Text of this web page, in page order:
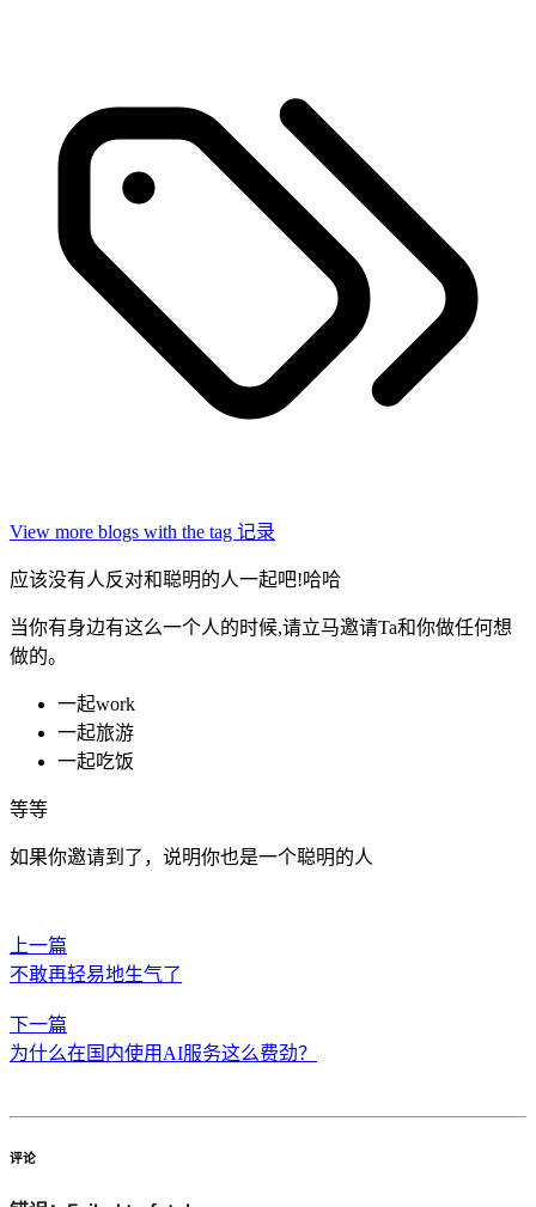
View more blogs with the tag 记录
应该没有人反对和聪明的人一起吧!哈哈
当你有身边有这么一个人的时候,请立马邀请Ta和你做任何想
做的。
一起work
一起旅游
一起吃饭
等等
如果你邀请到了，说明你也是一个聪明的人
上一篇
不敢再轻易地生气了
下一篇
为什么在国内使用AI服务这么费劲？
评论